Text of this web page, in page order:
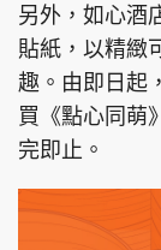
另外，如心酒
貼紙，以精緻
趣。由即日起
買《點心同萌
完即止。